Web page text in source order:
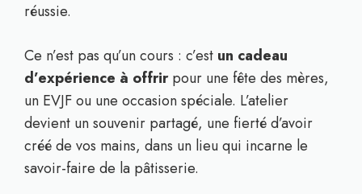
réussie.
Ce n’est pas qu’un cours : c’est un cadeau
d’expérience à offrirpour une fête des mères,
un EVJF ou une occasion spéciale. L’atelier
devient un souvenir partagé, une fierté d’avoir
créé de vos mains, dans un lieu qui incarne le
savoir-faire de la pâtisserie.